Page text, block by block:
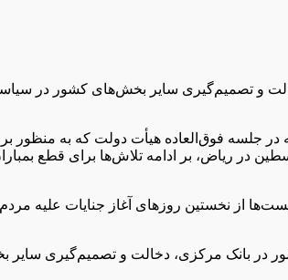
و تصمیم‌گیری سایر بخش‌های کشور در
ریاض، بر ادامه تلاش‌ها برای قطع
از نخستین روزهای آغاز جنایات علیه
در بانک مرکزی، دخالت و تصمیم‌گیری